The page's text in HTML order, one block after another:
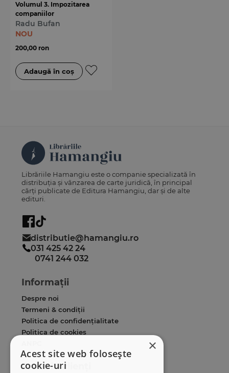
Volumul 3. Impozitarea
companiilor
Radu Bufan
NOU
200,00 ron
×
Acest site web folosește
cookie-uri
Librăriile Hamangiu este o companie specializată în
distribuția și vânzarea de carte juridică, în principal
cărți publicate de Editura Hamangiu, dar și de alte
edituri.
distributie@hamangiu.ro
031 425 42 24
0741 244 032
Informații
Despre noi
Termeni & condiții
Politica de confidențialitate
Politica de cookies
Serviciu clienți